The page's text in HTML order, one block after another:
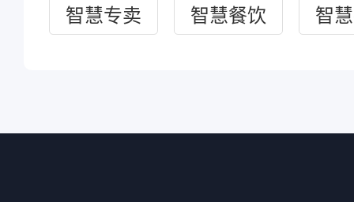
智慧专卖 智慧餐饮 智